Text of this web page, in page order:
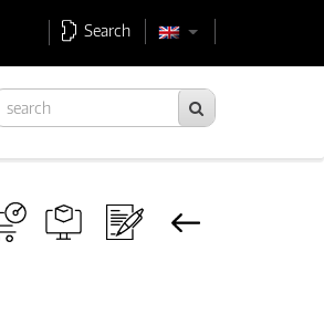
Search